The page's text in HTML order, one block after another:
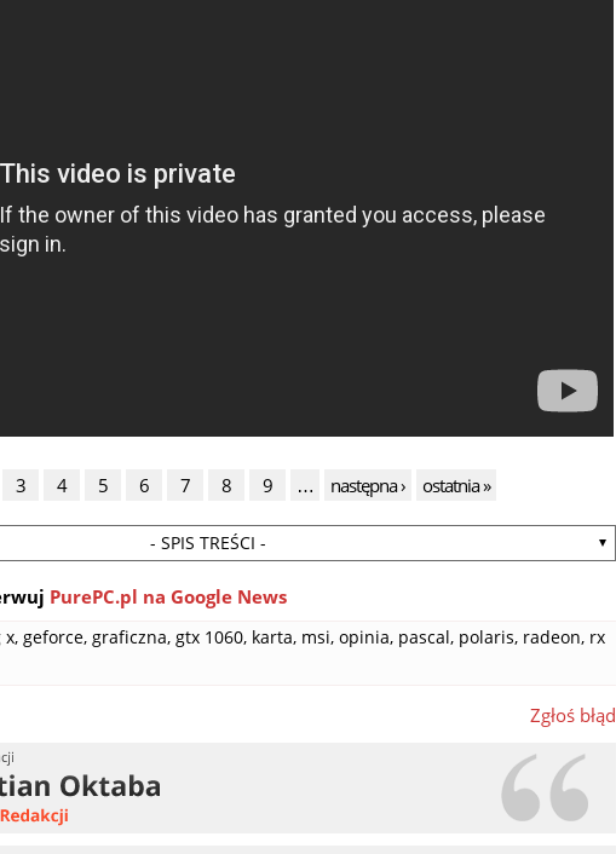
3 4 5 6 7 8 9 … następna › ostatnia »
- SPIS TREŚCI -
PurePC.pl na Google News
x, geforce, graficzna, gtx 1060, karta, msi, opinia, pascal, polaris, radeon, rx
Zgłoś błąd